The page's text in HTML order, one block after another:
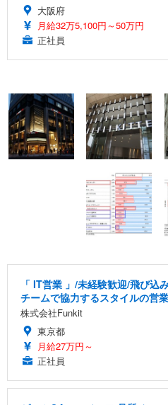
大阪府
月給32万5,100円～50万円
正社員
「 IT営業 」/未経験歓迎/飛び
チームで協力するスタイルの営
株式会社Funkit
東京都
月給27万円～
正社員